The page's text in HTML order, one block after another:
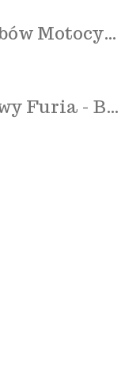
Motocy…
Furia - B…